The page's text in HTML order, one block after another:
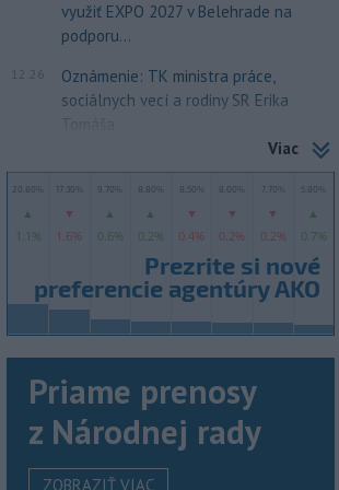
využiť EXPO 2027 v Belehrade na
podporu...
12:26
Oznámenie: TK ministra práce,
sociálnych vecí a rodiny SR Erika
Tomáša
Viac
Priame prenosy
z Národnej rady
ZOBRAZIŤ VIAC